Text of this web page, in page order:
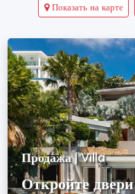
Показать на карте
Продажа | Villa
Откройте